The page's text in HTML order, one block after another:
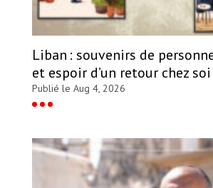
Liban : souvenirs de
et espoir d’un retour chez soi
Publié le Aug 4, 2026